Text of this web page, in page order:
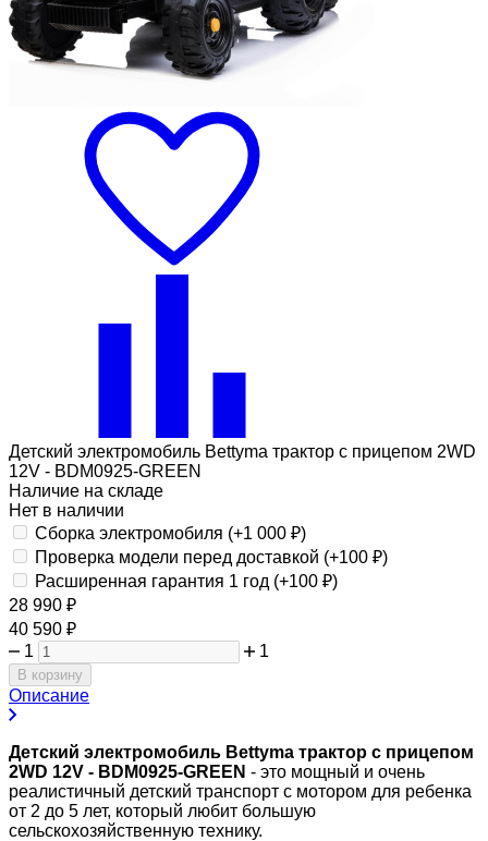
Детский электромобиль Bettyma трактор с прицепом 2WD
12V - BDM0925-GREEN
Наличие на складе
Нет в наличии
Сборка электромобиля (+1 000 ₽)
Проверка модели перед доставкой (+100 ₽)
Расширенная гарантия 1 год (+100 ₽)
28 990 ₽
40 590 ₽
1
1
В корзину
Описание
Детский электромобиль Bettyma трактор с прицепом
2WD 12V - BDM0925-GREEN - это мощный и очень
реалистичный детский транспорт с мотором для ребенка
от 2 до 5 лет, который любит большую
сельскохозяйственную технику.